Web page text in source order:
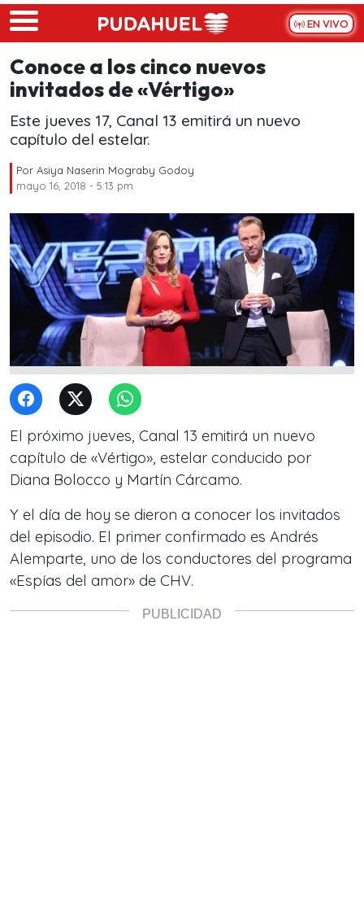
Skip to main content
EN VIVO
Conoce a los cinco nuevos
invitados de «Vértigo»
Este jueves 17, Canal 13 emitirá un nuevo
capítulo del estelar.
Por Asiya Naserin Mograby Godoy
mayo 16, 2018 - 5:13 pm
El próximo jueves, Canal 13 emitirá un nuevo
capítulo de «Vértigo», estelar conducido por
Diana Bolocco y Martín Cárcamo.
Y el día de hoy se dieron a conocer los invitados
del episodio. El primer confirmado es Andrés
Alemparte, uno de los conductores del programa
«Espías del amor» de CHV.